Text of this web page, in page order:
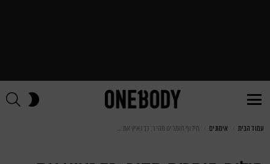
SKIN
You are here:
עמוד הבית אימונים חילוף חומרים מהיר: כך נאיץ את חילוף החומרים שלנו